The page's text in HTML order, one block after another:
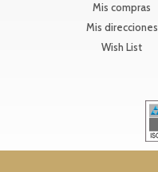
Mis compras
Mis direcciones
Wish List